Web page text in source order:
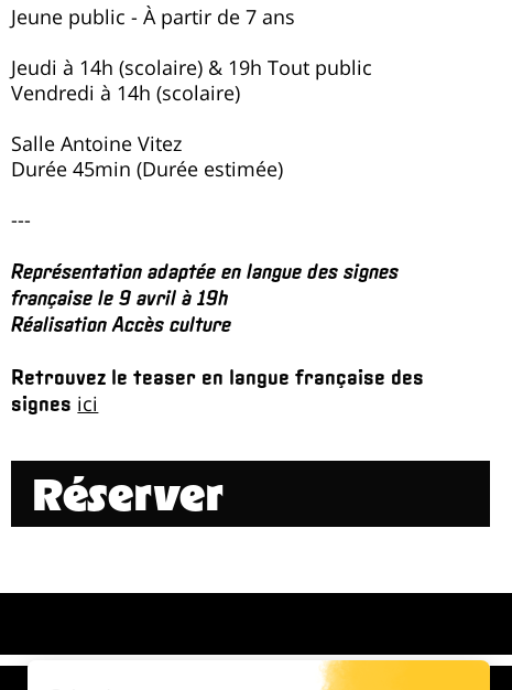
Jeune public - À partir de 7 ans
Jeudi à 14h (scolaire) & 19h Tout public
Vendredi à 14h (scolaire)
Salle Antoine Vitez
Durée 45min (Durée estimée)
---
Représentation adaptée en langue des signes
française le 9 avril à 19h
Réalisation Accès culture
Retrouvez le teaser en langue française des
signes ici
Réserver